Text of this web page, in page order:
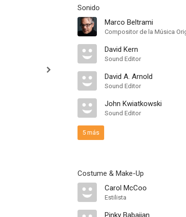
Sonido
Marco Beltrami
Compositor de la Música
David Kern
Sound Editor
David A. Arnold
Sound Editor
John Kwiatkowski
Sound Editor
5 más
Costume & Make-Up
Carol McCoo
Estilista
Pinky Babajian